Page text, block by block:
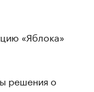
«Яблока»
решения о